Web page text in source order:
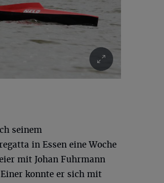
seinem
in Essen eine Woche
mit Johan Fuhrmann
konnte er sich mit